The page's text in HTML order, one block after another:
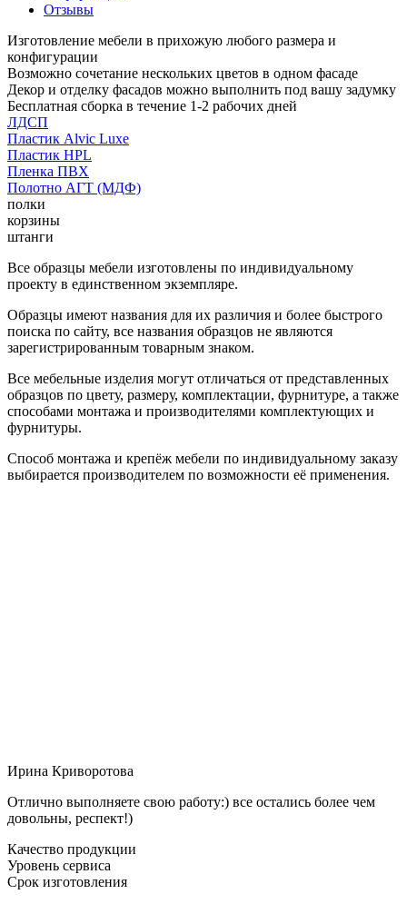
Отзывы
Изготовление мебели в прихожую любого размера и
конфигурации
Возможно сочетание нескольких цветов в одном фасаде
Декор и отделку фасадов можно выполнить под вашу задумку
Бесплатная сборка в течение 1-2 рабочих дней
ЛДСП
Пластик Alvic Luxe
Пластик HPL
Пленка ПВХ
Полотно АГТ (МДФ)
полки
корзины
штанги
Все образцы мебели изготовлены по индивидуальному
проекту в единственном экземпляре.
Образцы имеют названия для их различия и более быстрого
поиска по сайту, все названия образцов не являются
зарегистрированным товарным знаком.
Все мебельные изделия могут отличаться от представленных
образцов по цвету, размеру, комплектации, фурнитуре, а также
способами монтажа и производителями комплектующих и
фурнитуры.
Способ монтажа и крепёж мебели по индивидуальному заказу
выбирается производителем по возможности её применения.
Ирина Криворотова
Отлично выполняете свою работу:) все остались более чем
довольны, респект!)
Качество продукции
Уровень сервиса
Срок изготовления